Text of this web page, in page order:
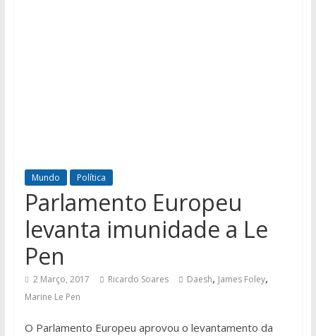
Mundo Política
Parlamento Europeu
levanta imunidade a Le
Pen
2 Março, 2017 Ricardo Soares Daesh, James Foley,
Marine Le Pen
O Parlamento Europeu aprovou o levantamento da